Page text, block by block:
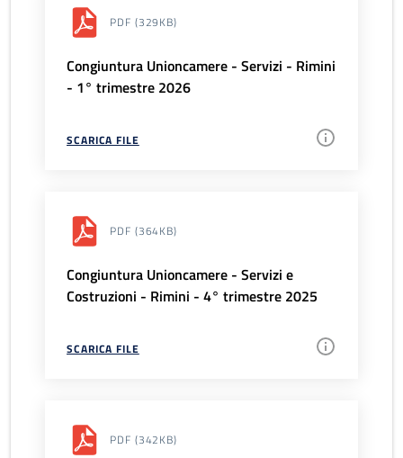
PDF (329KB)
Congiuntura Unioncamere - Servizi - Rimini
- 1° trimestre 2026
SCARICA FILE
PDF (364KB)
Congiuntura Unioncamere - Servizi e
Costruzioni - Rimini - 4° trimestre 2025
SCARICA FILE
PDF (342KB)